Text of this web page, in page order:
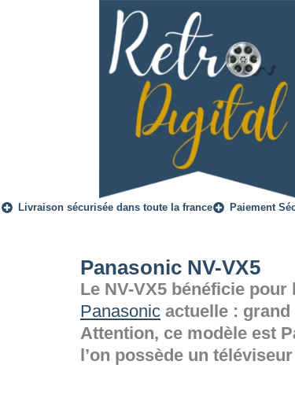
Livraison sécurisée dans toute la france Paiement
Panasonic NV-VX5
Le NV-VX5 bénéficie
Panasonic actuelle :
Attention, ce modèle est
l’on possède un